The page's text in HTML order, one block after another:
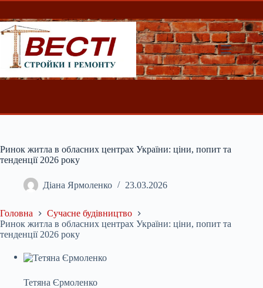
Перейти
вмісту
Ринок житла в обласних центрах України: ціни, попит та
тенденції 2026 року
Діана Ярмоленко 23.03.2026
Головна
Сучасне будівництво
Ринок житла в обласних центрах України: ціни, попит та
тенденції 2026 року
Тетяна Єрмоленко